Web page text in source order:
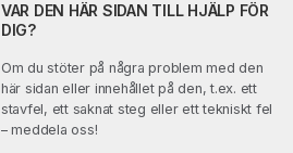
VAR DEN HÄR SIDAN TILL HJÄLP FÖR
DIG?
Om du stöter på några problem med den
här sidan eller innehållet på den, t.ex. ett
stavfel, ett saknat steg eller ett tekniskt fel
– meddela oss!